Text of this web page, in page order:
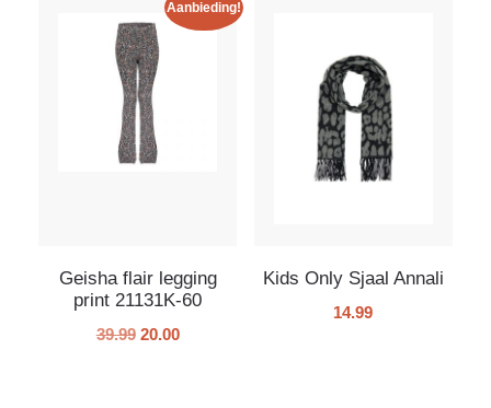
Aanbieding!
Geisha flair legging
print 21131K-60
39.99 20.00
Kids Only Sjaal Annali
14.99